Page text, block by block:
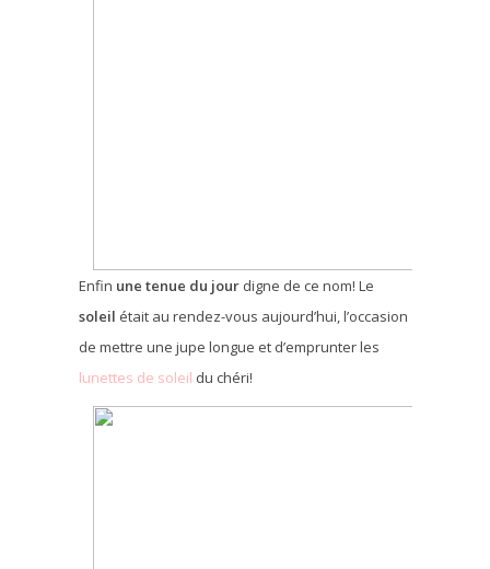
Enfin une tenue du jour digne de ce nom! Le
soleil était au rendez-vous aujourd’hui, l’occasion
de mettre une jupe longue et d’emprunter les
lunettes de soleil du chéri!